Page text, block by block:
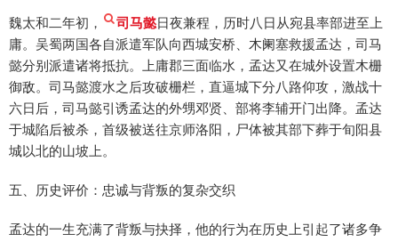
魏太和二年初， 司马懿日夜兼程，历时八日从宛县率部进至上
庸。吴蜀两国各自派遣军队向西城安桥、木阑塞救援孟达，司马
懿分别派遣诸将抵抗。上庸郡三面临水，孟达又在城外设置木栅
御敌。司马懿渡水之后攻破栅栏，直逼城下分八路仰攻，激战十
六日后，司马懿引诱孟达的外甥邓贤、部将李辅开门出降。孟达
于城陷后被杀，首级被送往京师洛阳，尸体被其部下葬于旬阳县
城以北的山坡上。
五、历史评价：忠诚与背叛的复杂交织
孟达的一生充满了背叛与抉择，他的行为在历史上引起了诸多争